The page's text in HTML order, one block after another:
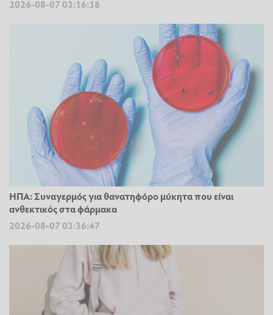
2026-08-07 03:16:38
ΗΠΑ: Συναγερμός για θανατηφόρο μύκητα που είναι
ανθεκτικός στα φάρμακα
2026-08-07 03:36:47